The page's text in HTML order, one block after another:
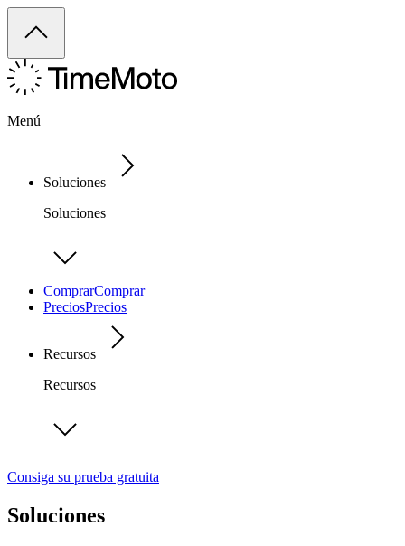
Menú
Soluciones
Soluciones
ComprarComprar
PreciosPrecios
Recursos
Recursos
Consiga su prueba gratuita
Soluciones